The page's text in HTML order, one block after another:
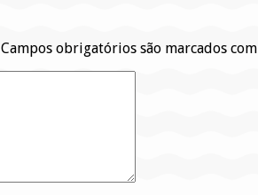
Campos obrigatórios são marcados com